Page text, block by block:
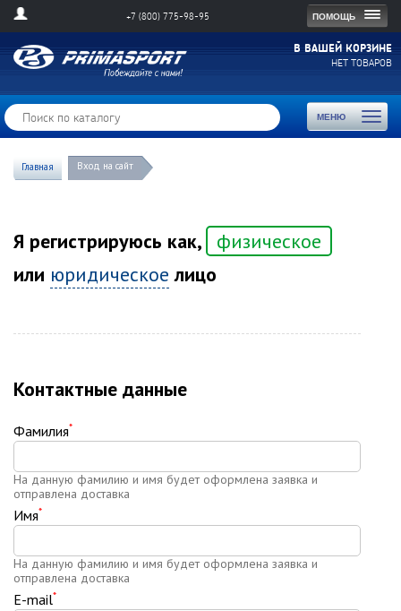
ПОМОЩЬ
+7 (800) 775-98-95
В ВАШЕЙ КОРЗИНЕ
НЕТ ТОВАРОВ
МЕНЮ
Toggle
Главная Вход на сайт
Я регистрируюсь как,
физическое
или юридическое лицо
Контактные данные
Фамилия*
На данную фамилию и имя будет оформлена заявка и
отправлена доставка
Имя*
На данную фамилию и имя будет оформлена заявка и
отправлена доставка
E-mail*